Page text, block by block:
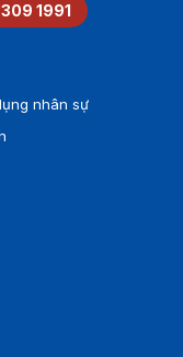
1991
nhân sự